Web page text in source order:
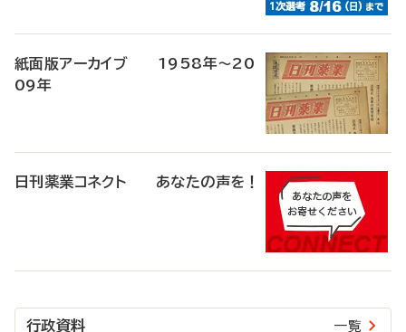
紙面版アーカイブ 1958年～20
09年
日刊薬業コネクト あなたの声を！
行政資料 一覧